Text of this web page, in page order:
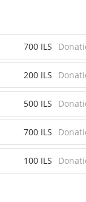
700 ILS
200 ILS
500 ILS
700 ILS
100 ILS